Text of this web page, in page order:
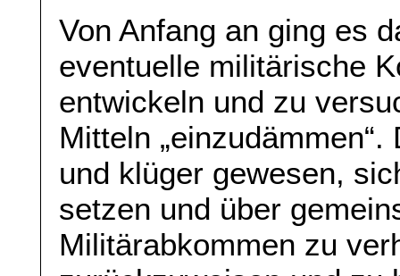
Von Anfang an ging es
eventuelle militärische
entwickeln und zu
Mitteln
und klüger gewesen,
setzen und über
Militärabkommen zu